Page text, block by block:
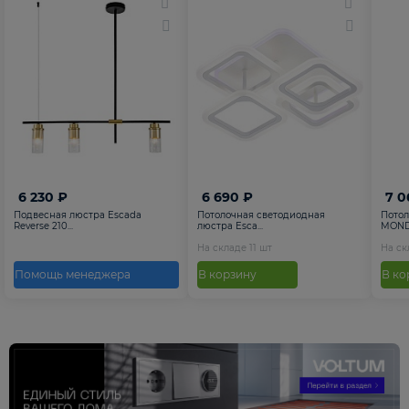
6 230 ₽
Подвесная люстра Escada
Reverse 210...
Помощь менеджера
6 690 ₽
Потолочная светодиодная
люстра Esca...
На складе 11 шт
В корзину
7
На
В